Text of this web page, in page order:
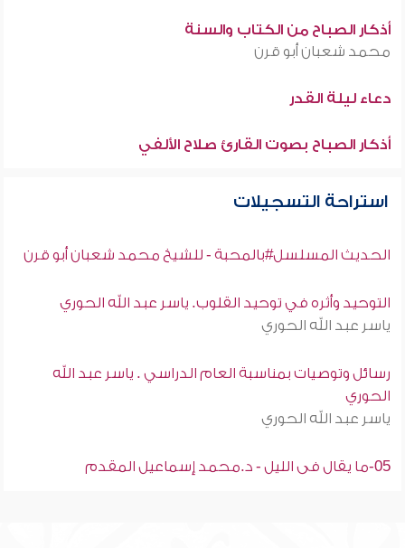
أذكار الصباح من الكتاب والسنة
محمد شعبان أبو قرن
دعاء ليلة القدر
أذكار الصباح بصوت القارئ صلاح الألفي
استراحة التسجيلات
الحديث المسلسل#بالمحبة - للشيخ محمد شعبان أبو قرن
التوحيد وأثره في توحيد القلوب. ياسر عبد الله الحوري
ياسر عبد الله الحوري
رسائل وتوصيات بمناسبة العام الدراسي . ياسر عبد الله
الحوري
ياسر عبد الله الحوري
05-ما يقال فى الليل - د.محمد إسماعيل المقدم